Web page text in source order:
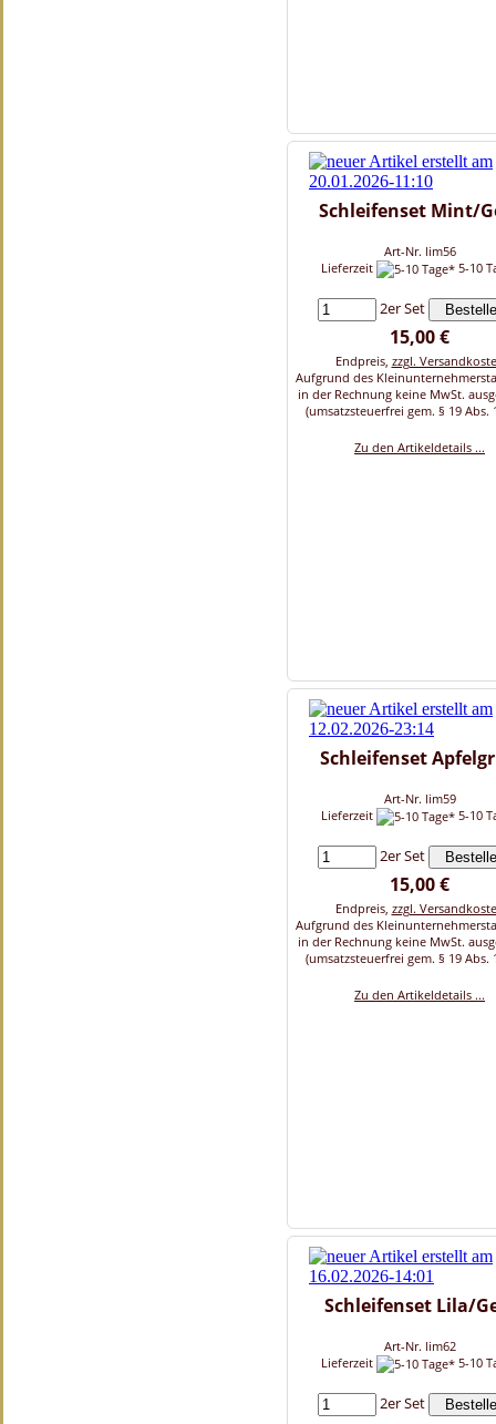
Schleifenset Mint/
Art-Nr. lim56
Lieferzeit
5-10
2er Set
15,00 €
Endpreis, zzgl.
Aufgrund des
in der Rechnung keine MwSt.
(umsatzsteuerfrei gem. § 19 Abs.
Zu den Artikeldetails ...
Schleifenset
Art-Nr. lim59
Lieferzeit
5-10
2er Set
15,00 €
Endpreis, zzgl.
Aufgrund des
in der Rechnung keine MwSt.
(umsatzsteuerfrei gem. § 19 Abs.
Zu den Artikeldetails ...
Schleifenset Lila/
Art-Nr. lim62
Lieferzeit
5-10
2er Set